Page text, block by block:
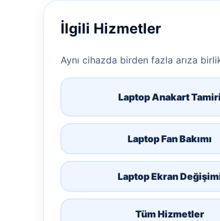
İlgili Hizmetler
Aynı cihazda birden fazla arıza
Laptop Anakart Tamiri
Laptop Fan Bakımı
Laptop Ekran
Tüm Hizmetler